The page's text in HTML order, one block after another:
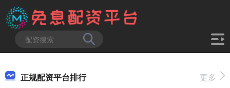
正规配资平台排行 更多